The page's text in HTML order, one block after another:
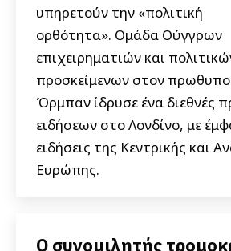
υπηρετούν την «πολιτική
ορθότητα». Ομάδα Ούγγρων
επιχειρηματιών και
προσκείμενων στον
Όρμπαν ίδρυσε ένα διεθνές
ειδήσεων στο Λονδίνο, με
ειδήσεις της Κεντρικής και
Ευρώπης.
Ο συνομιλητής